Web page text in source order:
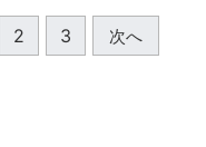
2 3 次へ